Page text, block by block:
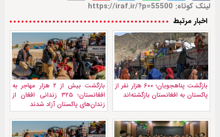
لینک کوتاه: https://iraf.ir/?p=55500
اخبار مرتبط
بازگشت پناهجویان؛ ۶۰۰ هزار نفر از
پاکستان به افغانستان بازگشته‌اند
بازگشت بیش از ۲ هزار مهاجر به
افغانستان؛ ۳۲۵ زندانی افغان از
زندان‌های پاکستان آزاد شدند